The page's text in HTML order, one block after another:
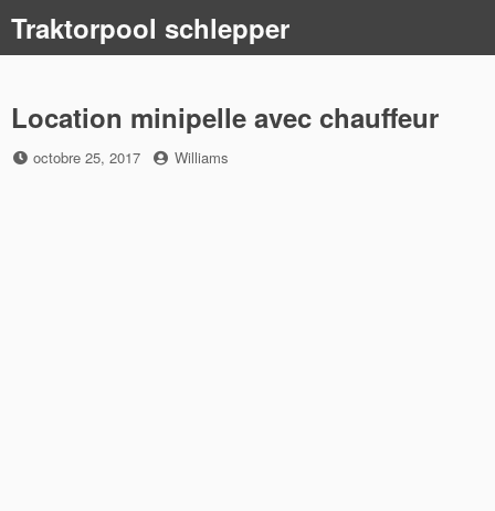
content
Traktorpool schlepper
Location minipelle avec chauffeur
Posted
octobre 25, 2017 by
Williams